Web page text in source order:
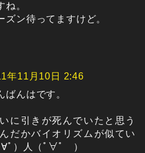
ね。
ズン待ってますけど。
年11月10日 2:46
ばんはです。
に引きが死んでいたと思う
だかバイオリズムが似てい
ﾟ）人（ﾟ∀ﾟ ）